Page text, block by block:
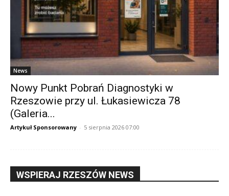
News
Nowy Punkt Pobrań Diagnostyki w
Rzeszowie przy ul. Łukasiewicza 78
(Galeria...
Artykuł Sponsorowany - 5 sierpnia 2026 07:00
WSPIERAJ RZESZÓW NEWS